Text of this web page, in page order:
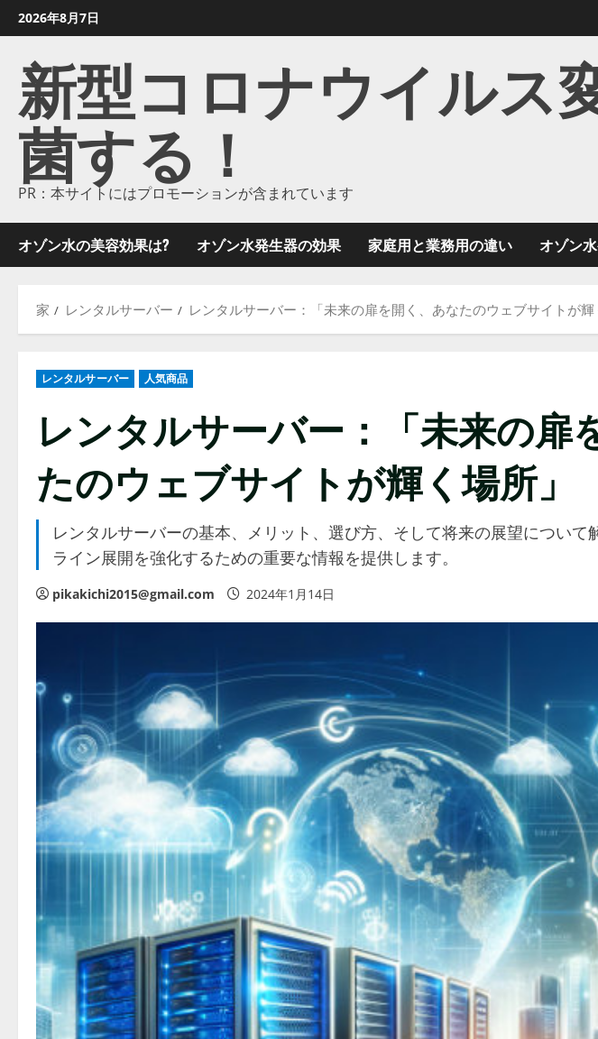
ン
2026年8月7日
新型コロナウイルス
菌する！
PR：本サイトにはプロモーションが含まれています
オゾン水の美容効果は? オゾン水発生器の効果 家庭用と業務用の違い オゾン
家 レンタルサーバー レンタルサーバー：「未来の扉を開く、あなたのウェブサイトが輝
レンタルサーバー 人気商品
レンタルサーバー：「未来の扉
たのウェブサイトが輝く場所」
レンタルサーバーの基本、メリット、選び方、そして将来の展望について
ライン展開を強化するための重要な情報を提供します。
pikakichi2015@gmail.com 2024年1月14日